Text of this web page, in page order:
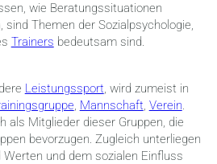
wie Beratungssituationen
Themen der Sozialpsychologie,
Trainers bedeutsam sind.
Leistungssport , wird zumeist in
Mannschaft Verein
als Mitglieder dieser Gruppen, die
bevorzugen. Zugleich unterliegen
Werten und dem sozialen Einfluss